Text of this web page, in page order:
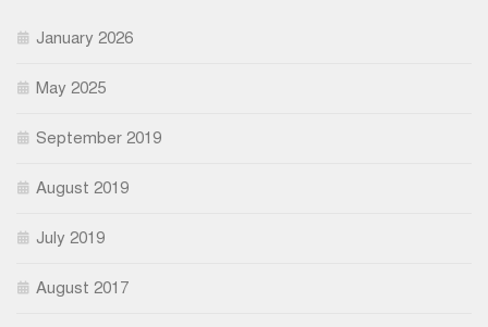
January 2026
May 2025
September 2019
August 2019
July 2019
August 2017